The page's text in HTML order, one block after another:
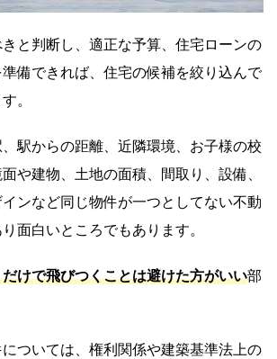
と判断し、適正な予算、住宅ローンの
備できれば、住宅の候補を絞り込んで
。
駅からの距離、近隣環境、お子様の校
や建物、土地の面積、間取り、設備、
ンなど同じ物件が一つとしてない不動
面白いところでもあります。
けで飛びつくことは避けた方がいい部
ついては、権利関係や建築基準法上の